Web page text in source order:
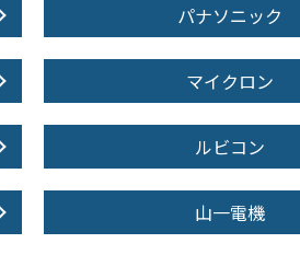
パナソニック
マイクロン
ルビコン
山一電機